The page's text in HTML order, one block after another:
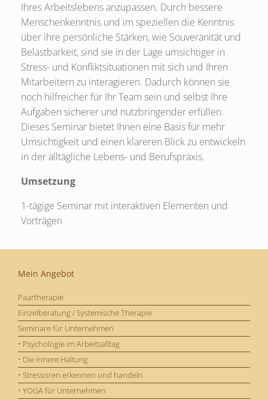
Ihres Arbeitslebens anzupassen. Durch bessere
Menschenkenntnis und im speziellen die Kenntnis
über ihre persönliche Stärken, wie Souveränität und
Belastbarkeit, sind sie in der Lage umsichtiger in
Stress- und Konfliktsituationen mit sich und Ihren
Mitarbeitern zu interagieren. Dadurch können sie
noch hilfreicher für Ihr Team sein und selbst Ihre
Aufgaben sicherer und nutzbringender erfüllen.
Dieses Seminar bietet Ihnen eine Basis für mehr
Umsichtigkeit und einen klareren Blick zu entwickeln
in der alltägliche Lebens- und Berufspraxis.
Umsetzung
1-tägige Seminar mit interaktiven Elementen und
Vorträgen
Mein Angebot
Paartherapie
Einzelberatung / Systemische Therapie
Seminare für Unternehmen
• Psychologie im Arbeitsalltag
• Die innere Haltung
• Stressoren erkennen und handeln
• YOGA für Unternehmen